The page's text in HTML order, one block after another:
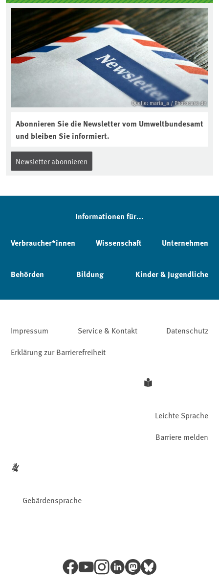
Quelle: maria_a / Photocase.de
Abonnieren Sie die Newsletter vom Umweltbundesamt
und bleiben Sie informiert.
Newsletter abonnieren
Informationen für...
Verbraucher*innen Wissenschaft Unternehmen
Behörden Bildung Kinder & Jugendliche
Impressum Service & Kontakt
Datenschutz
Erklärung zur Barrierefreiheit
Leichte Sprache
Gebärdensprache
Barriere melden